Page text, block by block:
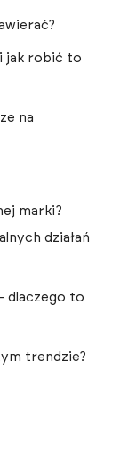
jak robić to
na
marki?
działań
dlaczego to
trendzie?